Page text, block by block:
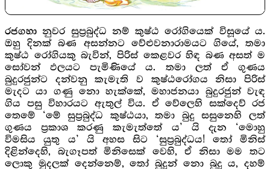
රජගහා නුවර සුප්‍රබුද්ධ නම් කුෂ්ඨ රෝගියෙක් විසූයේ ය.
ඔහු දිනක් බණ අසන්නට වේළුවනාරාමයට ගියේ, තමා
කුෂ්ඨ රෝගියකු බැවින්, පිරිස් කෙළවර හිඳ බණ අසත් ම
සෝවන් ඵලයට පැමිණියේ ය. තමා ලත් ඒ ගුණය
බුදුරජුන්ට දන්වනු කැමැති ව කුෂ්ඨරෝගය නිසා පිරිස්
මැදට යා ගණු නො හැක්කේ, මහාජනයා බුදුරජුන් වැඳ
ගිය පසු විහාරයට ඇතුල් විය. ඒ වේලෙහි සක්දෙව් රජ
තෙමේ ‘මේ සුප්‍රබුද්ධ කුෂ්ඨයා, තමා බුදු සසුනෙහි ලත්
ගුණය ප්‍රකාශ කරණු කැමැත්තේ ය’ යි දැන ‘මොහු
විමසිය යුතු ය’ යි අහස සිට ‘සුප්‍රබුද්ධය! තෝ මිනිස්
දිළින්දෙහි, බැගෑපත් මිනිසෙක් වෙහි, ඒ නිසා මම තට
ලොකු මුදලක් දෙන්නෙම්, තෝ බුදුන් නො බුදු ය, දහම්